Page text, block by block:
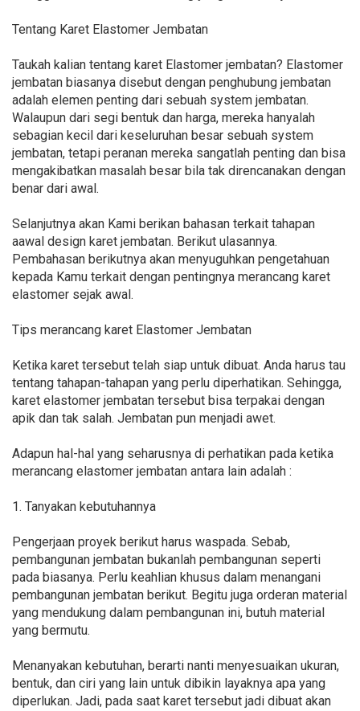
Tentang Karet Elastomer Jembatan
Taukah kalian tentang karet Elastomer jembatan? Elastomer
jembatan biasanya disebut dengan penghubung jembatan
adalah elemen penting dari sebuah system jembatan.
Walaupun dari segi bentuk dan harga, mereka hanyalah
sebagian kecil dari keseluruhan besar sebuah system
jembatan, tetapi peranan mereka sangatlah penting dan bisa
mengakibatkan masalah besar bila tak direncanakan dengan
benar dari awal.
Selanjutnya akan Kami berikan bahasan terkait tahapan
aawal design karet jembatan. Berikut ulasannya.
Pembahasan berikutnya akan menyuguhkan pengetahuan
kepada Kamu terkait dengan pentingnya merancang karet
elastomer sejak awal.
Tips merancang karet Elastomer Jembatan
Ketika karet tersebut telah siap untuk dibuat. Anda harus tau
tentang tahapan-tahapan yang perlu diperhatikan. Sehingga,
karet elastomer jembatan tersebut bisa terpakai dengan
apik dan tak salah. Jembatan pun menjadi awet.
Adapun hal-hal yang seharusnya di perhatikan pada ketika
merancang elastomer jembatan antara lain adalah :
1. Tanyakan kebutuhannya
Pengerjaan proyek berikut harus waspada. Sebab,
pembangunan jembatan bukanlah pembangunan seperti
pada biasanya. Perlu keahlian khusus dalam menangani
pembangunan jembatan berikut. Begitu juga orderan material
yang mendukung dalam pembangunan ini, butuh material
yang bermutu.
Menanyakan kebutuhan, berarti nanti menyesuaikan ukuran,
bentuk, dan ciri yang lain untuk dibikin layaknya apa yang
diperlukan. Jadi, pada saat karet tersebut jadi dibuat akan